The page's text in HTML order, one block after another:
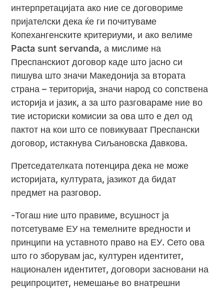
интерпретацијата ако ние се договориме
пријателски дека ќе ги почитуваме
Копехангенските критериуми, и ако велиме
Pacta sunt servanda, а мислиме на
Преспанскиот договор каде што јасно си
пишува што значи Македонија за втората
страна – територија, значи народ со сопствена
историја и јазик, а за што разговараме ние во
тие историски комисии за ова што е дел од
пактот на кои што се повикуваат Преспански
договор, истакнува Сиљановска Давкова.
Претседателката потенцира дека не може
историјата, културата, јазикот да бидат
предмет на разговор.
-Тогаш ние што правиме, всушност ја
потсетуваме ЕУ на темелните вредности и
принципи на уставното право на ЕУ. Сето ова
што го зборувам јас, културен идентитет,
национален идентитет, договори засновани на
реципроцитет, немешање во внатрешни